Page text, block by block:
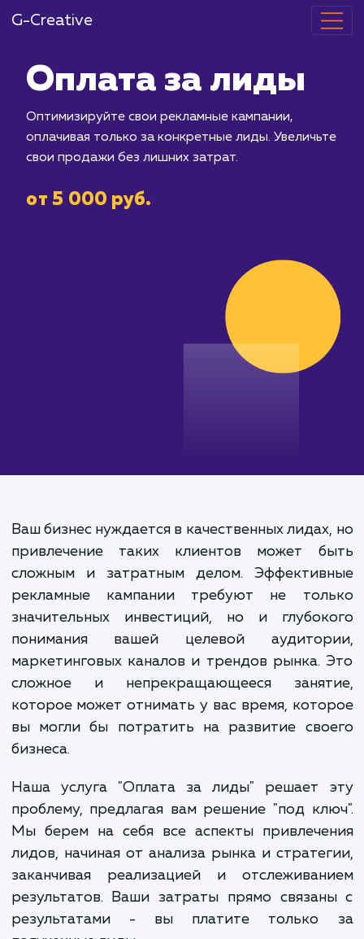
G-Creative
Оплата за
Оптимизируйте свои рекламные
оплачивая только за конкретные
Ваш бизнес нуждается в качественных
привлечение таких клиентов может
сложным и затратным делом.
рекламные кампании требуют не
значительных инвестиций, но и
понимания вашей целевой
маркетинговых каналов и трендов рынка.
сложное и непрекращающееся
которое может отнимать у вас время,
вы могли бы потратить на развитие
бизнеса.
Наша услуга "Оплата за лиды" решает
проблему, предлагая вам решение "под
Мы берем на себя все аспекты